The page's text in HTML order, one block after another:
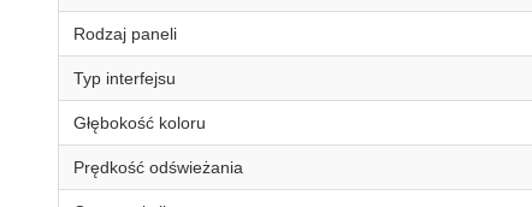
Rodzaj paneli
Typ interfejsu
Głębokość koloru
Prędkość odświeżania